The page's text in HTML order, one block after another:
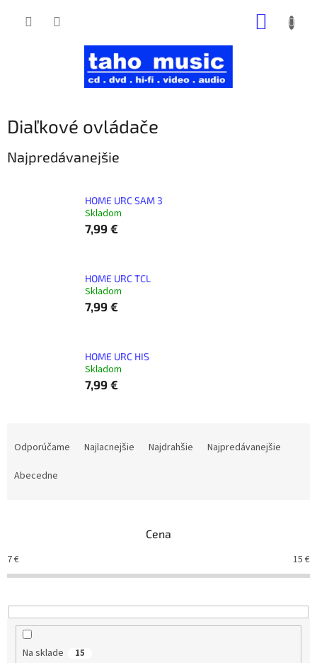
Diaľkové ovládače
Najpredávanejšie
HOME URC SAM 3
Skladom
7,99 €
HOME URC TCL
Skladom
7,99 €
HOME URC HIS
Skladom
7,99 €
r
o
u
k
Odporúčame Najlacnejšie Najdrahšie
Najpredávanejšie
Abecedne
Cena
7€ 15 €
Na sklade 15